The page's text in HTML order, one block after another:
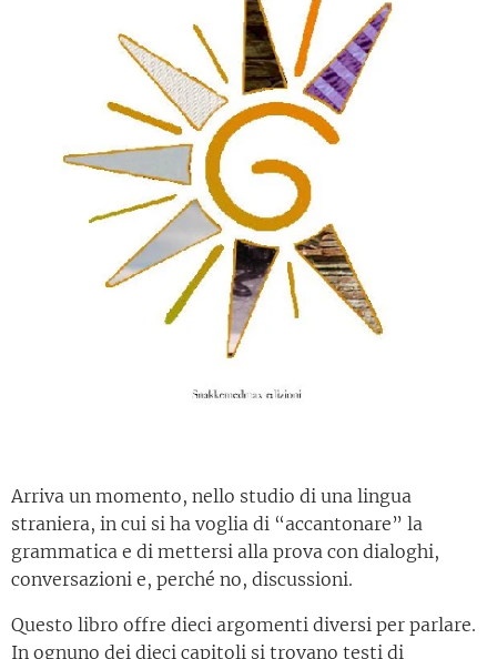
Arriva un momento, nello studio di una lingua
straniera, in cui si ha voglia di “accantonare” la
grammatica e di mettersi alla prova con dialoghi,
conversazioni e, perché no, discussioni.
Questo libro offre dieci argomenti diversi per parlare.
In ognuno dei dieci capitoli si trovano testi di